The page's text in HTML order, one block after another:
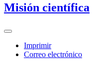
Misión científica
Imprimir
Correo electrónico